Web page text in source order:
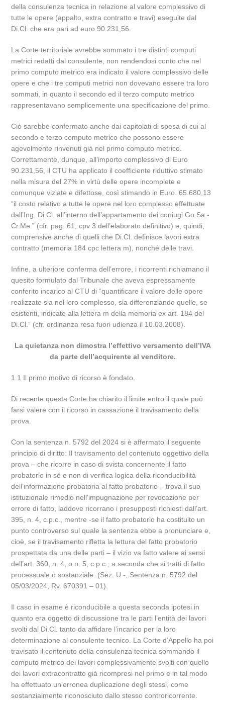
della consulenza tecnica in relazione al valore complessivo di
tutte le opere (appalto, extra contratto e travi) eseguite dal
Di.Cl. che era pari ad euro 90.231,56.
La Corte territoriale avrebbe sommato i tre distinti computi
metrici redatti dal consulente, non rendendosi conto che nel
primo computo metrico era indicato il valore complessivo delle
opere e che i tre computi metrici non dovevano essere tra loro
sommati, in quanto il secondo ed il terzo computo metrico
rappresentavano semplicemente una specificazione del primo.
Ciò sarebbe confermato anche dai capitolati di spesa di cui al
secondo e terzo computo metrico che possono essere
agevolmente rinvenuti già nel primo computo metrico.
Correttamente, dunque, all’importo complessivo di Euro
90.231,56, il CTU ha applicato il coefficiente riduttivo stimato
nella misura del 27% in virtù delle opere incomplete e
comunque viziate e difettose, così stimando in Euro. 65.680,13
“il costo relativo a tutte le opere nel loro complesso effettuate
dall’Ing. Di.Cl. all’interno dell’appartamento dei coniugi Go.Sa.-
Cr.Me.” (cfr. pag. 61, cpv 3 dell’elaborato definitivo) e, quindi,
comprensive anche di quelli che Di.Cl. definisce lavori extra
contratto (memoria 184 cpc lettera m), nonché delle travi.
Infine, a ulteriore conferma dell’errore, i ricorrenti richiamano il
quesito formulato dal Tribunale che aveva espressamente
conferito incarico al CTU di “quantificare il valore delle opere
realizzate sia nel loro complesso, sia differenziando quelle, se
esistenti, indicate alla lettera m della memoria ex art. 184 del
Di.Cl.” (cfr. ordinanza resa fuori udienza il 10.03.2008).
La quietanza non dimostra l’effettivo versamento dell’IVA
da parte dell’acquirente al venditore.
1.1 Il primo motivo di ricorso è fondato.
Di recente questa Corte ha chiarito il limite entro il quale può
farsi valere con il ricorso in cassazione il travisamento della
prova.
Con la sentenza n. 5792 del 2024 si è affermato il seguente
principio di diritto: Il travisamento del contenuto oggettivo della
prova – che ricorre in caso di svista concernente il fatto
probatorio in sé e non di verifica logica della riconducibilità
dell’informazione probatoria al fatto probatorio – trova il suo
istituzionale rimedio nell’impugnazione per revocazione per
errore di fatto, laddove ricorrano i presupposti richiesti dall’art.
395, n. 4, c.p.c., mentre -se il fatto probatorio ha costituito un
punto controverso sul quale la sentenza ebbe a pronunciare e,
cioè, se il travisamento rifletta la lettura del fatto probatorio
prospettata da una delle parti – il vizio va fatto valere ai sensi
dell’art. 360, n. 4, o n. 5, c.p.c., a seconda che si tratti di fatto
processuale o sostanziale. (Sez. U -, Sentenza n. 5792 del
05/03/2024, Rv. 670391 – 01).
Il caso in esame è riconducibile a questa seconda ipotesi in
quanto era oggetto di discussione tra le parti l’entità dei lavori
svolti dal Di.Cl. tanto da affidare l’incarico per la loro
determinazione al consulente tecnico. La Corte d’Appello ha poi
travisato il contenuto della consulenza tecnica sommando il
computo metrico dei lavori complessivamente svolti con quello
dei lavori extracontratto già ricompresi nel primo e in tal modo
ha effettuato un’erronea duplicazione degli stessi, come
sostanzialmente riconosciuto dallo stesso controricorrente.